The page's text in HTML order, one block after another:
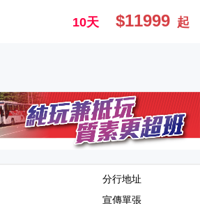
10天 $11999 起
分行地址
宣傳單張